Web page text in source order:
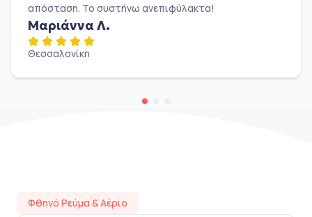
απόσταση. Το συστήνω ανεπιφύλακτα!
Μαριάννα Λ.
Θεσσαλονίκη
Φθηνό Ρεύμα & Αέριο